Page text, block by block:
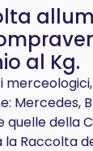
al Kg.
Mercedes,
quelle della
Raccolta